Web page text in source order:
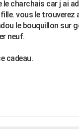
charchais car j ai
vous le trouverez
le bouquillon sur
neuf.
cadeau.